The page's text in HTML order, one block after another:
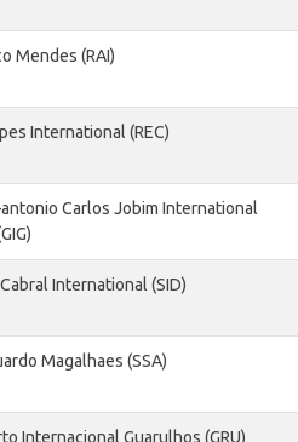
Mendes (RAI)
International (REC)
Carlos Jobim International
International (SID)
Magalhaes (SSA)
Internacional Guarulhos (GRU)